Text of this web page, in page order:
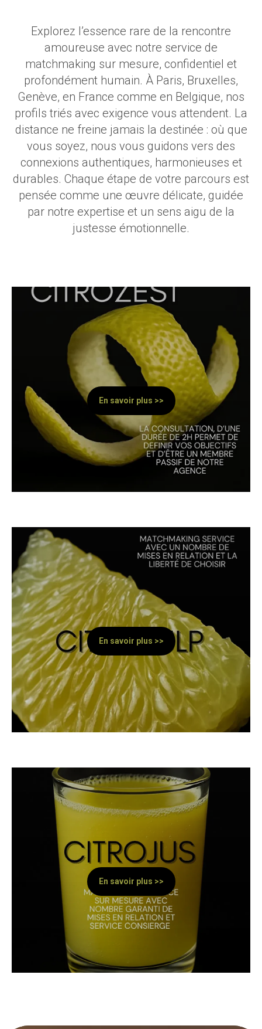
Explorez l’essence rare de la rencontre
amoureuse avec notre service de
matchmaking sur mesure, confidentiel et
profondément humain. À Paris, Bruxelles,
Genève, en France comme en Belgique, nos
profils triés avec exigence vous attendent. La
distance ne freine jamais la destinée : où que
vous soyez, nous vous guidons vers des
connexions authentiques, harmonieuses et
durables. Chaque étape de votre parcours est
pensée comme une œuvre délicate, guidée
par notre expertise et un sens aigu de la
justesse émotionnelle.
En savoir plus >>
En savoir plus >>
En savoir plus >>